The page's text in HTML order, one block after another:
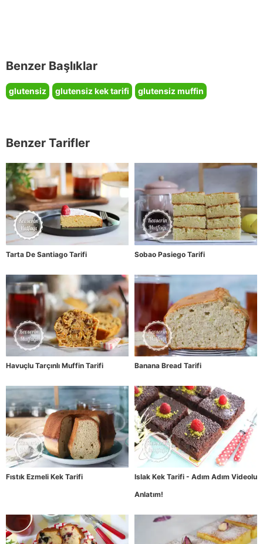
Benzer Başlıklar
glutensiz glutensiz kek tarifi glutensiz muffin
Benzer Tarifler
Tarta De Santiago Tarifi Sobao Pasiego Tarifi
Havuçlu Tarçınlı Muffin Tarifi Banana Bread Tarifi
Fıstık Ezmeli Kek Tarifi
Islak Kek Tarifi - Adım Adım Videolu
Anlatım!